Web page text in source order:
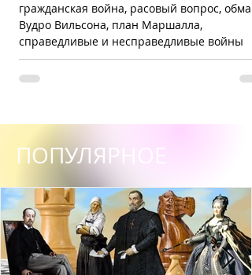
гражданская война, расовый вопрос, обман
Вудро Вильсона, план Маршалла,
справедливые и несправедливые войны
ПОПУЛЯРНОЕ